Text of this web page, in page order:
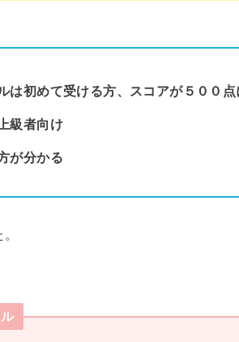
は初めて受ける方、スコアが５００
級者向け
が分かる